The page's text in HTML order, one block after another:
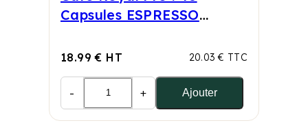
Capsules ESPRESSO
18.99 € HT 20.03 € TTC
- + Ajouter